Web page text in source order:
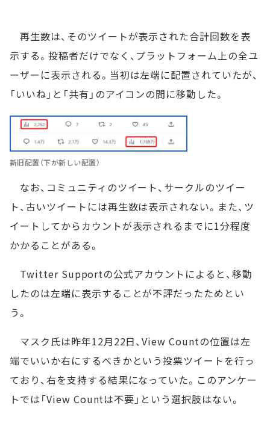
再生数は、そのツイートが表示された合計回数を表
示する。投稿者だけでなく、プラットフォーム上の全ユ
ーザーに表示される。当初は左端に配置されていたが、
「いいね」と「共有」のアイコンの間に移動した。
新旧配置（下が新しい配置）
なお、コミュニティのツイート、サークルのツイー
ト、古いツイートには再生数は表示されない。また、ツ
イートしてからカウントが表示されるまでに1分程度
かかることがある。
Twitter Supportの公式アカウントによると、移動
したのは左端に表示することが不評だったためとい
う。
マスク氏は昨年12月22日、View Countの位置は左
端でいいか右にするべきかという投票ツイートを行っ
ており、右を支持する結果になっていた。このアンケー
トでは「View Countは不要」という選択肢はない。